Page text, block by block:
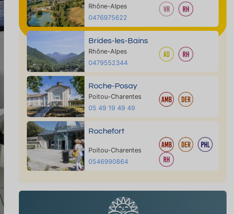
Rhône-Alpes
0476975622
Brides-les-Bains
Rhône-Alpes
0479552344
Roche-Posay
Poitou-Charentes
05 49 19 49 49
Rochefort
Poitou-Charentes
0546990864